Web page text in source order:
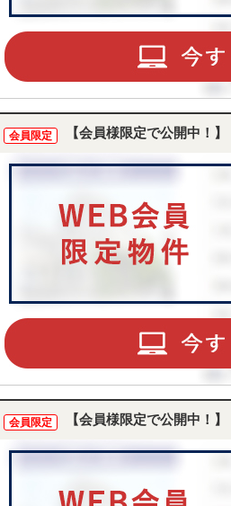
会員限定 【会員様限定で公開中！】
会員限定 【会員様限定で公開中！】